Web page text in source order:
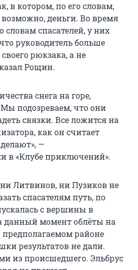
в котором, по его словам,
деньги. Во время
словам спасателей, у них
руководитель больше
рюкзака, а не
Рощин.
снега на горе,
подозреваем, что они
связки. Все ложится на
как он считает
—
в «Клубе приключений».
Литвинов, ни Пузиков не
спасателям путь, по
с вершины в
данный момент облёты на
предполагаемом районе
результатов не дали.
из происшедшего. Эльбрус